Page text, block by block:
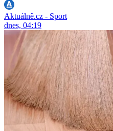
Aktuálně.cz - Sport
dnes, 04:19